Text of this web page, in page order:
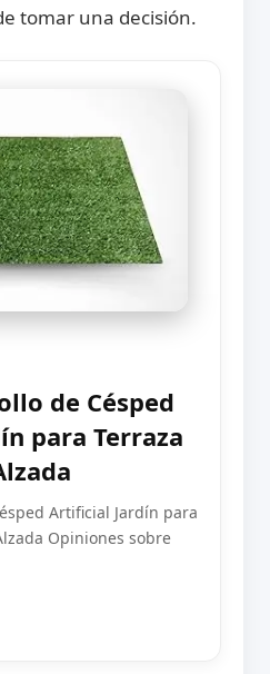
tomar una decisión.
de Césped
para Terraza
Artificial Jardín para
Opiniones sobre